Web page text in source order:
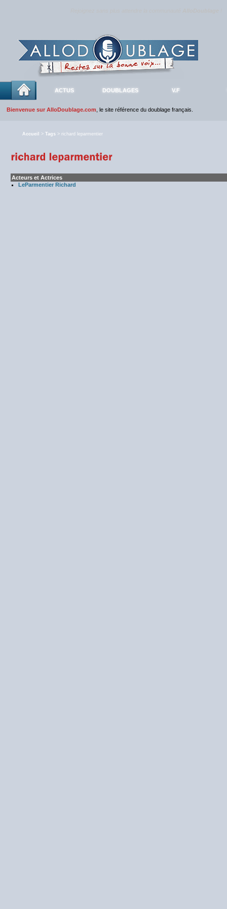
ACTUS DOUBLAGES V.F
Bienvenue sur AlloDoublage.com , le site référence du doublage français.
Accueil > Tags > richard leparmentier
Acteurs et Actrices
LeParmentier Richard